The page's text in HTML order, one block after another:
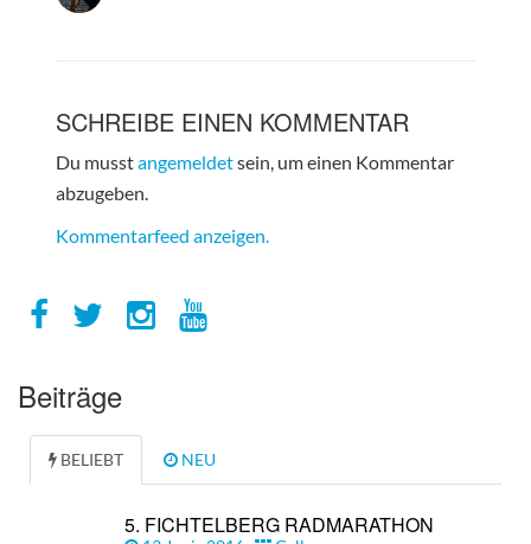
SCHREIBE EINEN KOMMENTAR
Du musstangemeldetsein, um einen Kommentar
abzugeben.
Kommentarfeed anzeigen.
Beiträge
BELIEBT NEU
5. FICHTELBERG RADMARATHON